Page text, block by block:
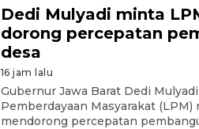
Dedi Mulyadi minta
dorong percepatan
desa
16 jam lalu
Gubernur Jawa Barat Dedi
Pemberdayaan Masyarakat (LPM)
mendorong percepatan